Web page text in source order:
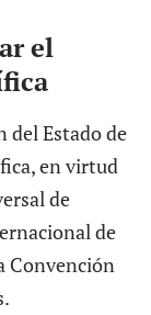
el
del Estado de
en virtud
de
de
Convención